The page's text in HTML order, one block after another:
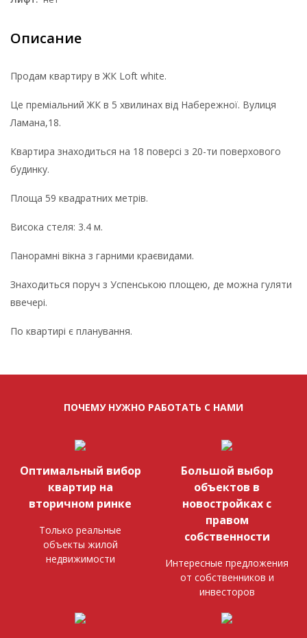
Описание
Продам квартиру в ЖК Loft white.
Це преміальний ЖК в 5 хвилинах від Набережної. Вулиця
Ламана,18.
Квартира знаходиться на 18 поверсі з 20-ти поверхового
будинку.
Площа 59 квадратних метрів.
Висока стеля: 3.4 м.
Панорамні вікна з гарними краєвидами.
Знаходиться поруч з Успенською площею, де можна гуляти
ввечері.
По квартирі є планування.
ПОЧЕМУ НУЖНО РАБОТАТЬ С НАМИ
Оптимальный вибор
квартир на
вторичном ринке
Только реальные
объекты жилой
недвижимости
Большой выбор
объектов в
новостройках с
правом
собственности
Интересные предложения
от собственников и
инвесторов